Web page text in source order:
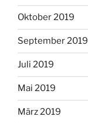
Oktober 2019
September 2019
Juli 2019
Mai 2019
März 2019